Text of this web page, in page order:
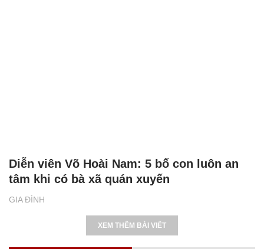
GIA ĐÌNH
Diễn viên Võ Hoài Nam: 5 bố con luôn an
tâm khi có bà xã quán xuyến
XEM THÊM BÀI VIẾT